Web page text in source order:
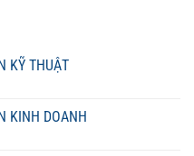
KỸ THUẬT
KINH DOANH